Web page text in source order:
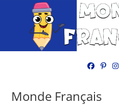
Monde Français